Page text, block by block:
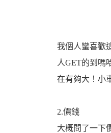
車
我個人蠻喜歡
人GET的到嗎
在有夠大！小
2.價錢
大概問了一下